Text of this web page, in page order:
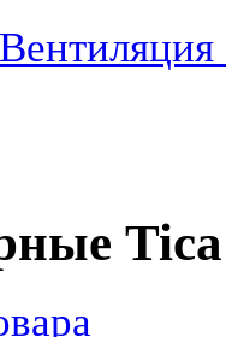
Tica